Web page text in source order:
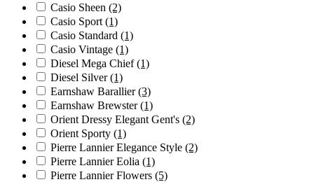
Casio Sheen (2)
Casio Sport (1)
Casio Standard (1)
Casio Vintage (1)
Diesel Mega Chief(1)
Diesel Silver(1)
Earnshaw Barallier(3)
Earnshaw Brewster(1)
Orient Dressy Elegant Gent's (2)
Orient Sporty (1)
Pierre Lannier Elegance Style (2)
Pierre Lannier Eolia (1)
Pierre Lannier Flowers (5)